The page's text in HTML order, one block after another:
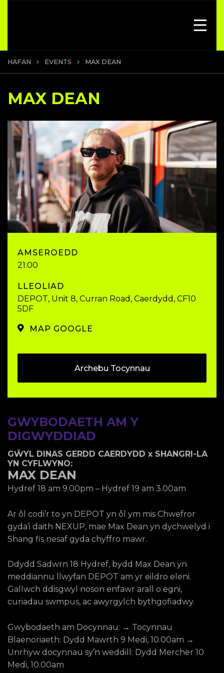
HAFAN EVENTS MAX DEAN
MAX DEAN
AMSEROEDD
21:00
LLEOLIAD
DEPOT, Unit 8, Curran Road, Caerdydd, CF10
5DF
MAP GOOGLE
Archebu Tocynnau
GWYBODAETH AM Y
DIGWYDDIAD
GŴYL DINAS GERDD CAERDYDD x SHANGRI-LA
YN CYFLWYNO:
MAX DEAN
Hydref 18 am 9.00pm – Hydref 19 am 3.00am
Ar ôl codi’r to yn DEPOT yn ôl ym mis Chwefror
gyda’i daith NEXUP, mae Max Dean yn dychwelyd i
Shang fis nesaf gyda chyffro mawr.
Ddydd Sadwrn 18 Hydref, bydd Max Dean yn
meddiannu llwyfan DEPOT am yr eildro eleni.
Gallwch ddisgwyl noson enfawr arall o egni,
curiadau swmpus, ac awyrgylch bythgofiadwy.
Gwybodaeth am Docynnau: → Tocynnau
Blaenoriaeth: Dydd Mawrth 9 Medi, 10.00am →
Unrhyw docynnau sy’n weddill: Dydd Mercher 10
Medi, 10.00am